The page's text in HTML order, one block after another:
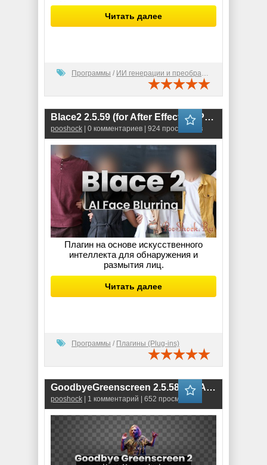
Читать далее
Программы / ИИ генерации и преобразования
Blace2 2.5.59 (for After Effects & Premiere Pro)
pooshock | 0 комментариев | 924 просмотров
Плагин на основе искусственного
интеллекта для обнаружения и
размытия лиц.
Читать далее
Программы / Плагины (Plug-ins)
GoodbyeGreenscreen 2.5.58 (for After Effects & Premiere Pro)
pooshock | 1 комментарий | 652 просмотров